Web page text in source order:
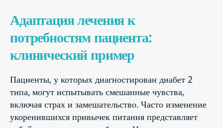
Адаптация лечения к
потребностям пациента:
клинический пример
Пациенты, у которых диагностирован диабет 2
типа, могут испытывать смешанные чувства,
включая страх и замешательство. Часто изменение
укоренившихся привычек питания представляет